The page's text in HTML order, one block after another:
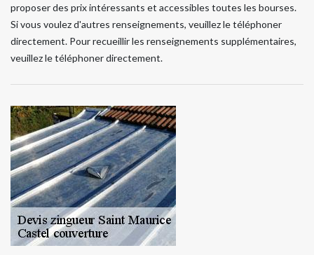
proposer des prix intéressants et accessibles toutes les bourses.
Si vous voulez d'autres renseignements, veuillez le téléphoner
directement. Pour recueillir les renseignements supplémentaires,
veuillez le téléphoner directement.